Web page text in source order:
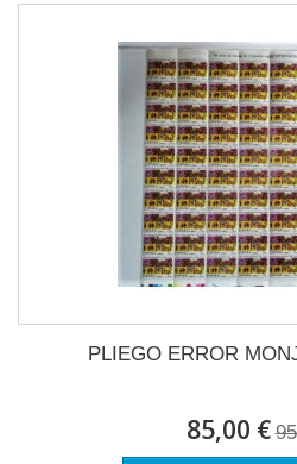
PLIEGO ERROR
85,00 €